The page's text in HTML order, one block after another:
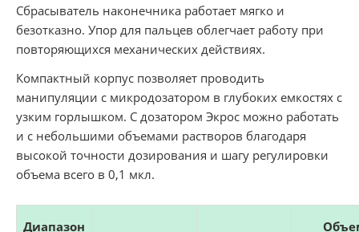
Сбрасыватель наконечника работает мягко и
безотказно. Упор для пальцев облегчает работу при
повторяющихся механических действиях.
Компактный корпус позволяет проводить
манипуляции с микродозатором в глубоких емкостях с
узким горлышком. С дозатором Экрос можно работать
и с небольшими объемами растворов благодаря
высокой точности дозирования и шагу регулировки
объема всего в 0,1 мкл.
Диапазон